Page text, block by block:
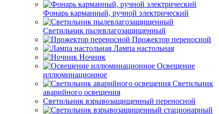
Фонарь карманный, ручной электрический
Светильник пылевлагозащищенный
Прожектор переносной
Лампа настольная
Ночник
Освещение
иллюминационное
Светильник
аварийного освещения
Светильник взрывозащищенный переносной